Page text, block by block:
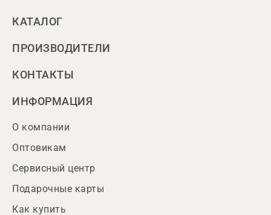
КАТАЛОГ
ПРОИЗВОДИТЕЛИ
КОНТАКТЫ
ИНФОРМАЦИЯ
О компании
Оптовикам
Сервисный центр
Подарочные карты
Как купить